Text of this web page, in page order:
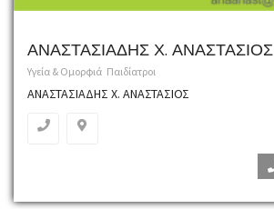
ΑΝΑΣΤΑΣΙΑΔΗΣ Χ. ΑΝΑΣΤΑΣΙΟΣ
Υγεία & Ομορφιά Παιδίατροι
ΑΝΑΣΤΑΣΙΑΔΗΣ Χ. ΑΝΑΣΤΑΣΙΟΣ